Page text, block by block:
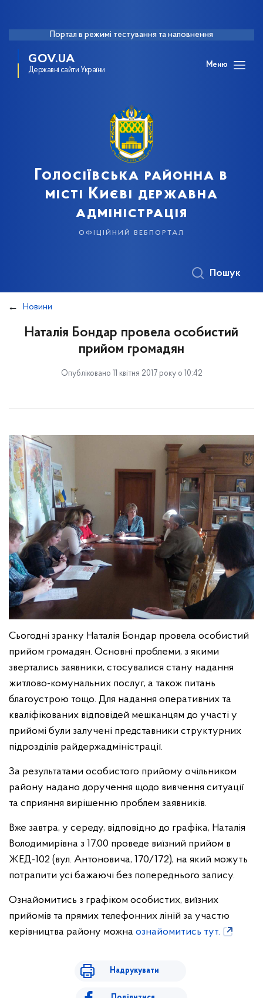
Портал в режимі тестування та наповнення
GOV.UA
Державні сайти України
Меню
Голосіївська районна в
місті Києві державна
адміністрація
офіційний вебпортал
Пошук
Новини
Наталія Бондар провела особистий
прийом громадян
Опубліковано 11 квітня 2017 року о 10:42
Сьогодні зранку Наталія Бондар провела особистий
прийом громадян. Основні проблеми, з якими
звертались заявники, стосувалися стану надання
житлово-комунальних послуг, а також питань
благоустрою тощо. Для надання оперативних та
кваліфікованих відповідей мешканцям до участі у
прийомі були залучені представники структурних
підрозділів райдержадміністрації.
За результатами особистого прийому очільником
району надано доручення щодо вивчення ситуації
та сприяння вирішенню проблем заявників.
Вже завтра, у середу, відповідно до графіка, Наталія
Володимирівна з 17.00 проведе виїзний прийом в
ЖЕД-102 (вул. Антоновича, 170/172), на який можуть
потрапити усі бажаючі без попереднього запису.
Ознайомитись з графіком особистих, виїзних
прийомів та прямих телефонних ліній за участю
керівництва району можна ознайомитись тут.
Надрукувати